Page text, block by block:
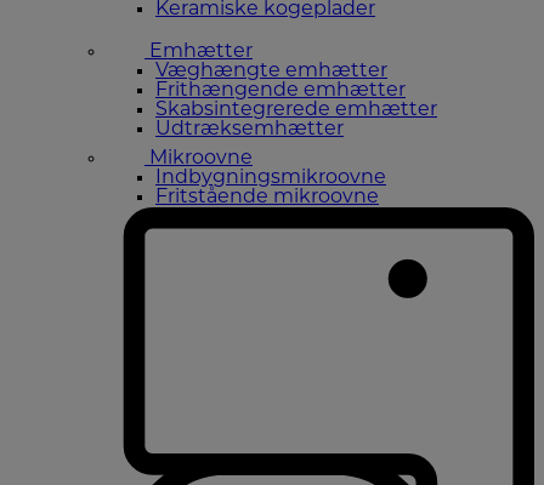
Keramiske kogeplader
Emhætter
Væghængte emhætter
Frithængende emhætter
Skabsintegrerede emhætter
Udtræksemhætter
Mikroovne
Indbygningsmikroovne
Fritstående mikroovne